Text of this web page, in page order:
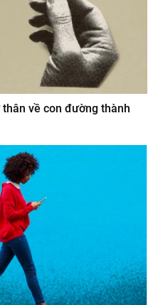
về con đường thành